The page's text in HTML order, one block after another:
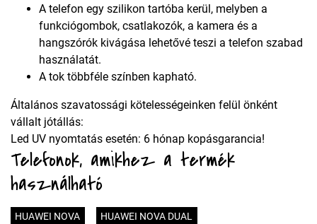
A telefon egy szilikon tartóba kerül, melyben a
funkciógombok, csatlakozók, a kamera és a
hangszórók kivágása lehetővé teszi a telefon szabad
használatát.
A tok többféle színben kapható.
Általános szavatossági kötelességeinken felül önként
vállalt jótállás:
Led UV nyomtatás esetén: 6 hónap kopásgarancia!
Telefonok, amikhez a termék
használható
HUAWEI NOVA HUAWEI NOVA DUAL